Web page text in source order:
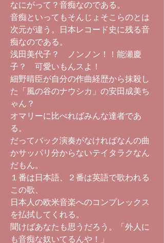
なにがって？音痴なのである。
音痴といってもそんじょそこらのとは
次元が違う。日本レコード史に残る音
痴なのである。
浅田美代子？ ノンノン！！能瀬慶
子？ 可愛いもんスよ！
細野晴臣が自分の作曲経歴から抹殺し
た「風の谷のナウシカ」の安田成美ち
ゃん？
オマリーに比べればみんな達者であ
る。
だってバック演奏がなければなんの曲
かサッパリ分からないテイタラクなん
だもん。
１番は日本語、２番は英語で歌われる
この歌、
日本人の欧米音楽へのコンプレックス
を払拭してくれる。
聞けばあなたも思うだろう。「外人に
も音痴な奴いてるんや！」